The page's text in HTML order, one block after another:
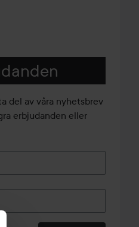
del av våra nyhetsbrev
erbjudanden eller